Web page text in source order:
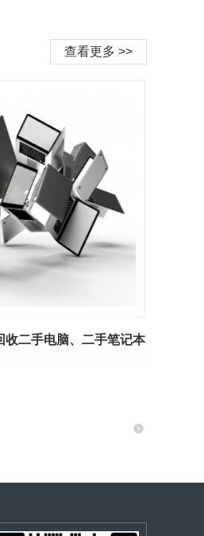
查看更多 >>
收二手电脑、二手笔记本